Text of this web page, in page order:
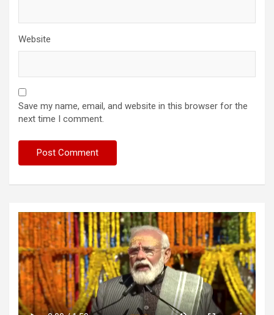
Website
Save my name, email, and website in this browser for the
next time I comment.